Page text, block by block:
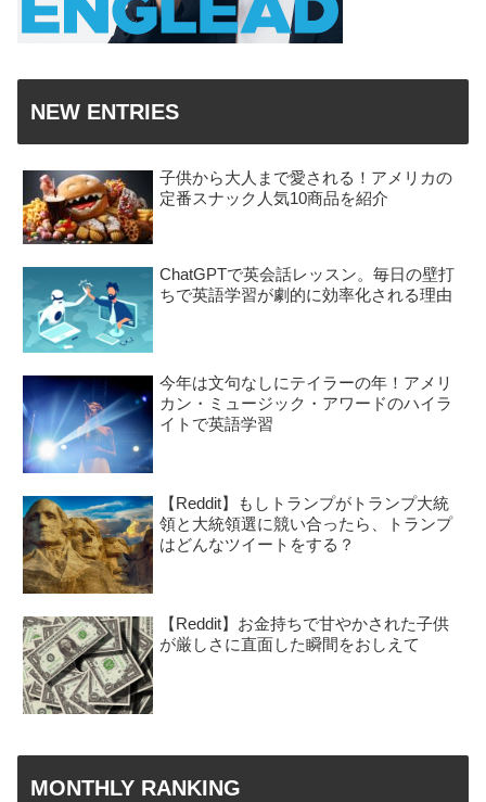
NEW ENTRIES
子供から大人まで愛される！アメリカの
定番スナック人気10商品を紹介
ChatGPTで英会話レッスン。毎日の壁打
ちで英語学習が劇的に効率化される理由
今年は文句なしにテイラーの年！アメリ
カン・ミュージック・アワードのハイラ
イトで英語学習
【Reddit】もしトランプがトランプ大統
領と大統領選に競い合ったら、トランプ
はどんなツイートをする？
【Reddit】お金持ちで甘やかされた子供
が厳しさに直面した瞬間をおしえて
MONTHLY RANKING